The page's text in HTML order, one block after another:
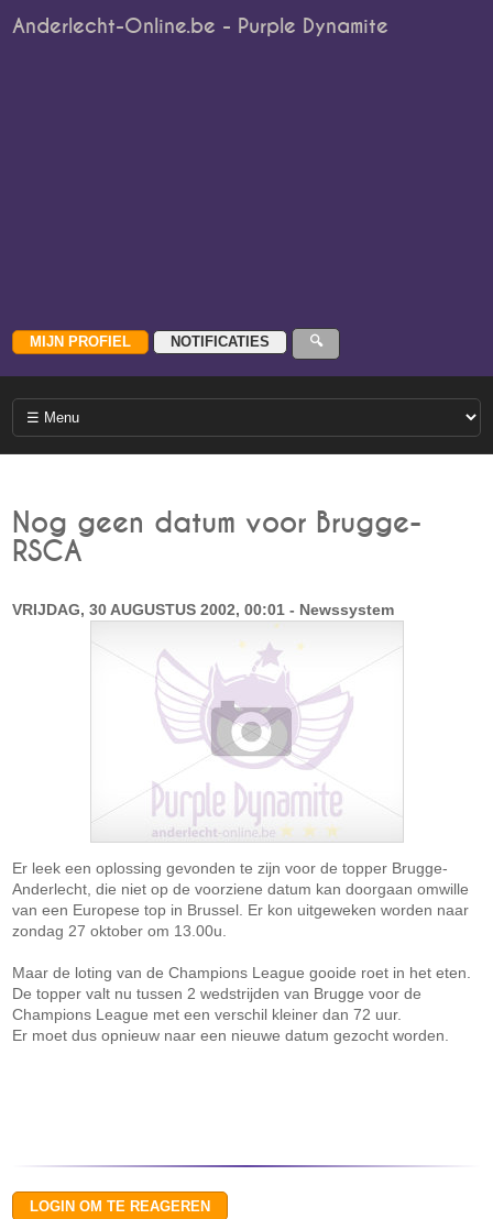
Anderlecht-Online.be - Purple Dynamite
Nog geen datum voor Brugge-
RSCA
VRIJDAG, 30 AUGUSTUS 2002, 00:01 - Newssystem
Er leek een oplossing gevonden te zijn voor de topper Brugge-
Anderlecht, die niet op de voorziene datum kan doorgaan omwille
van een Europese top in Brussel. Er kon uitgeweken worden naar
zondag 27 oktober om 13.00u.
Maar de loting van de Champions League gooide roet in het eten.
De topper valt nu tussen 2 wedstrijden van Brugge voor de
Champions League met een verschil kleiner dan 72 uur.
Er moet dus opnieuw naar een nieuwe datum gezocht worden.